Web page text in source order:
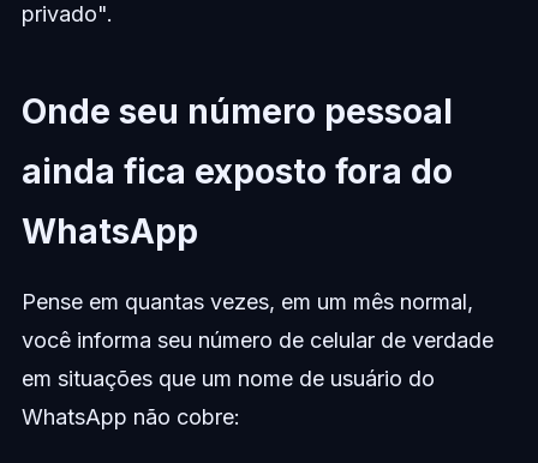
privado".
Onde seu número pessoal
ainda fica exposto fora do
WhatsApp
Pense em quantas vezes, em um mês normal,
você informa seu número de celular de verdade
em situações que um nome de usuário do
WhatsApp não cobre: